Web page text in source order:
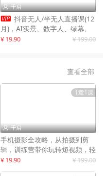
 千启
 抖音无人/半无人直播课(12
月)，AI实景、数字人、绿幕、
多种玩法、24小时自动盈利
¥ 19.90 ¥ 199.00
查看全部
1章1课
 千启
手机摄影全攻略，从拍摄到剪
辑，训练营带你玩转短视频，轻
松拍大片
¥ 19.90 ¥ 199.00